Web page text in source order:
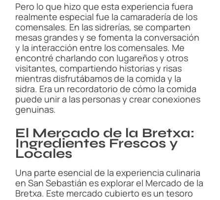
Pero lo que hizo que esta experiencia fuera
realmente especial fue la camaradería de los
comensales. En las sidrerías, se comparten
mesas grandes y se fomenta la conversación
y la interacción entre los comensales. Me
encontré charlando con lugareños y otros
visitantes, compartiendo historias y risas
mientras disfrutábamos de la comida y la
sidra. Era un recordatorio de cómo la comida
puede unir a las personas y crear conexiones
genuinas.
El Mercado de la Bretxa:
Ingredientes Frescos y
Locales
Una parte esencial de la experiencia culinaria
en San Sebastián es explorar el Mercado de la
Bretxa. Este mercado cubierto es un tesoro